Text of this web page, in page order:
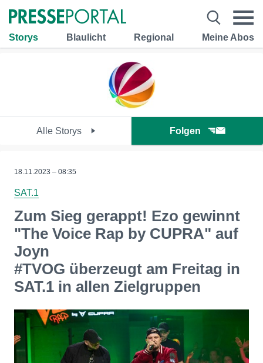
Storys Blaulicht Regional Meine Abos
Alle Storys Folgen
18.11.2023 – 08:35
SAT.1
Zum Sieg gerappt! Ezo gewinnt
"The Voice Rap by CUPRA" auf
Joyn
#TVOG überzeugt am Freitag in
SAT.1 in allen Zielgruppen